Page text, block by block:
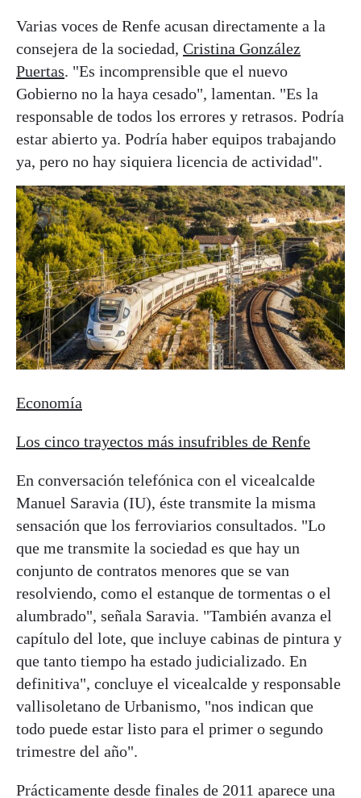
Varias voces de Renfe acusan directamente a la
consejera de la sociedad, Cristina González
Puertas. "Es incomprensible que el nuevo
Gobierno no la haya cesado", lamentan. "Es la
responsable de todos los errores y retrasos. Podría
estar abierto ya. Podría haber equipos trabajando
ya, pero no hay siquiera licencia de actividad".
Economía
Los cinco trayectos más insufribles de Renfe
En conversación telefónica con el vicealcalde
Manuel Saravia (IU), éste transmite la misma
sensación que los ferroviarios consultados. "Lo
que me transmite la sociedad es que hay un
conjunto de contratos menores que se van
resolviendo, como el estanque de tormentas o el
alumbrado", señala Saravia. "También avanza el
capítulo del lote, que incluye cabinas de pintura y
que tanto tiempo ha estado judicializado. En
definitiva", concluye el vicealcalde y responsable
vallisoletano de Urbanismo, "nos indican que
todo puede estar listo para el primer o segundo
trimestre del año".
Prácticamente desde finales de 2011 aparece una